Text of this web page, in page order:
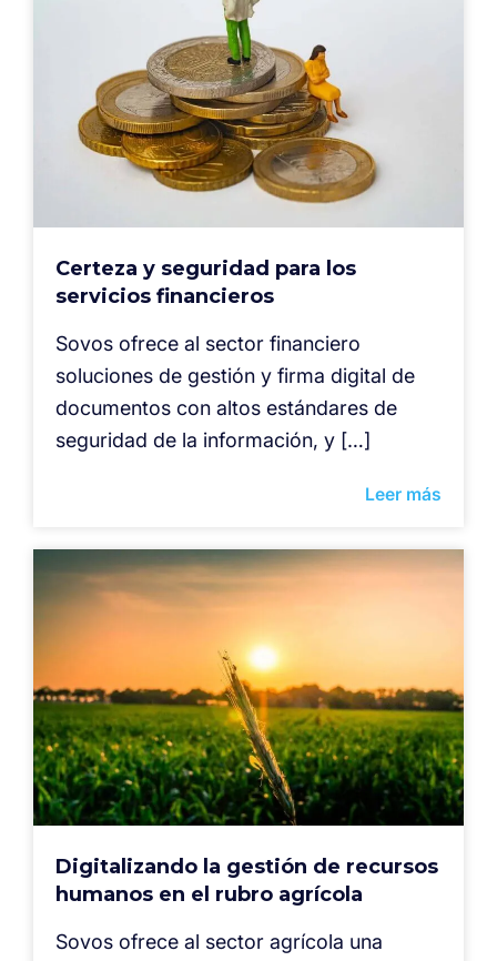
Certeza y seguridad para los
servicios financieros
Sovos ofrece al sector financiero
soluciones de gestión y firma digital de
documentos con altos estándares de
seguridad de la información, y […]
Leer más
Digitalizando la gestión de recursos
humanos en el rubro agrícola
Sovos ofrece al sector agrícola una